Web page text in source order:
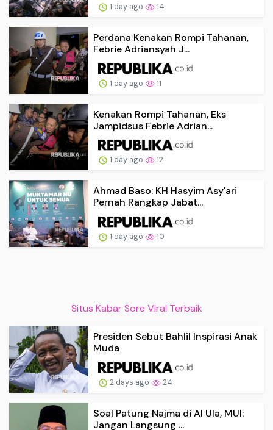
1 day ago 14
Perdana Kenakan Rompi Tahanan,
Febrie Adriansyah J...
1 day ago 11
Kenakan Rompi Tahanan, Eks
Jampidsus Febrie Adrian...
1 day ago 12
Ahmad Baso: KH Hasyim Asy'ari
Pernah Rangkap Jabat...
1 day ago 10
Situs Kabar Sore Viral Terbaik
Presiden Sebut Bahlil Inspirasi Anak
Muda
2 days ago 24
Soal Patung Najma di Al Ula, MUI:
Jangan Langsung ...